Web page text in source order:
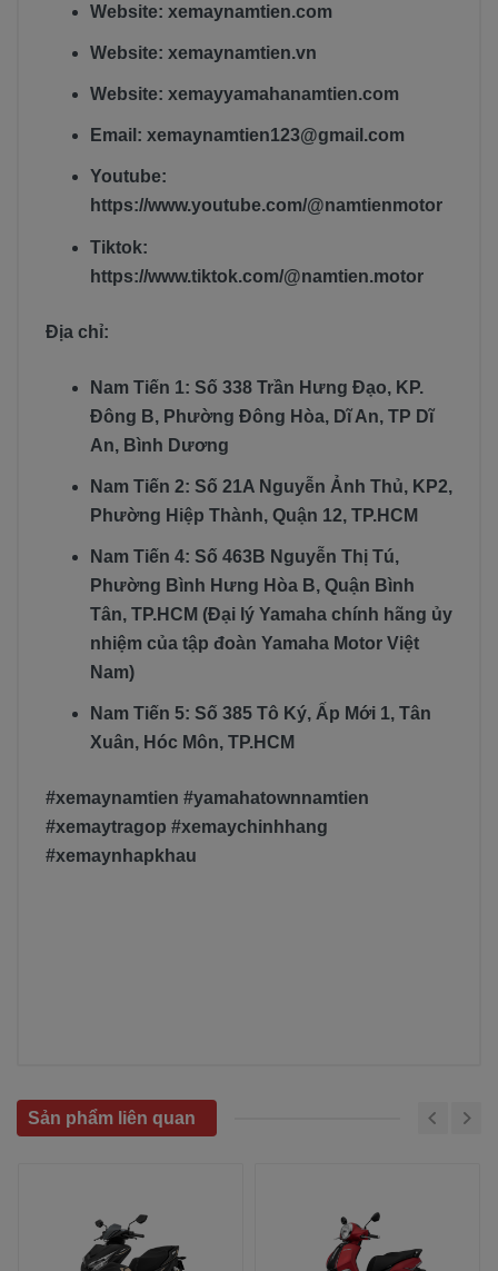
Website: xemaynamtien.com
Website: xemaynamtien.vn
Website: xemayyamahanamtien.com
Email: xemaynamtien123@gmail.com
Youtube:
https://www.youtube.com/@namtienmotor
Tiktok:
https://www.tiktok.com/@namtien.motor
Địa chỉ:
Nam Tiến 1: Số 338 Trần Hưng Đạo, KP.
Đông B, Phường Đông Hòa, Dĩ An, TP Dĩ
An, Bình Dương
Nam Tiến 2: Số 21A Nguyễn Ảnh Thủ, KP2,
Phường Hiệp Thành, Quận 12, TP.HCM
Nam Tiến 4: Số 463B Nguyễn Thị Tú,
Phường Bình Hưng Hòa B, Quận Bình
Tân, TP.HCM (Đại lý Yamaha chính hãng ủy
nhiệm của tập đoàn Yamaha Motor Việt
Nam)
Nam Tiến 5: Số 385 Tô Ký, Ấp Mới 1, Tân
Xuân, Hóc Môn, TP.HCM
#xemaynamtien #yamahatownnamtien
#xemaytragop #xemaychinhhang
#xemaynhapkhau
Sản phẩm liên quan